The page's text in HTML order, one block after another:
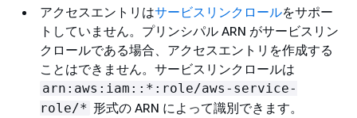
アクセスエントリはサービスリンクロールをサポー
トしていません。プリンシパル ARN がサービスリン
クロールである場合、アクセスエントリを作成する
ことはできません。サービスリンクロールは
arn:aws:iam::*:role/aws-service-
role/* 形式の ARN によって識別できます。